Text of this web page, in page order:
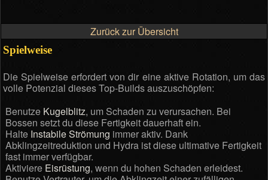
Zurück zur Übersicht
Spielweise
Die Spielweise erfordert von dir eine aktive Rotation, um das
volle Potenzial dieses Top-Builds auszuschöpfen:
Benutze Kugelblitz, um Schaden zu verursachen. Bei
Bossen setzt du diese Fertigkeit dauerhaft ein.
Halte Instabile Strömung immer aktiv. Dank
Abklingzeitreduktion und Hydra ist diese ultimative Fertigkeit
fast immer verfügbar.
Aktiviere Eisrüstung, wenn du hohen Schaden erleidest.